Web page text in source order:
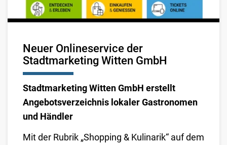
Neuer Onlineservice der
Stadtmarketing Witten GmbH
Stadtmarketing Witten GmbH erstellt
Angebotsverzeichnis lokaler Gastronomen
und Händler
Mit der Rubrik „Shopping & Kulinarik“ auf dem